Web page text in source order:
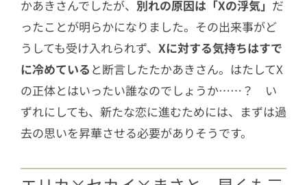
かあきさんでしたが、 別れの原因は「Xの浮気」 だ
ったことが明らかになりました。その出来事がど
うしても受け入れられず、 Xに対する気持ちはすで
に冷めている と断言したたかあきさん。はたしてX
の正体とはいったい誰なのでしょうか……？ い
ずれにしても、新たな恋に進むためには、まずは過
去の思いを昇華させる必要がありそうです。